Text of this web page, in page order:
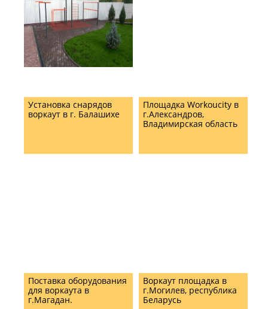
Установка снарядов
воркаут в г. Балашихе
Площадка Workoucity в
г.Александров,
Владимирская область
Поставка оборудования
для воркаута в
г.Магадан.
Воркаут площадка в
г.Могилев, республика
Беларусь